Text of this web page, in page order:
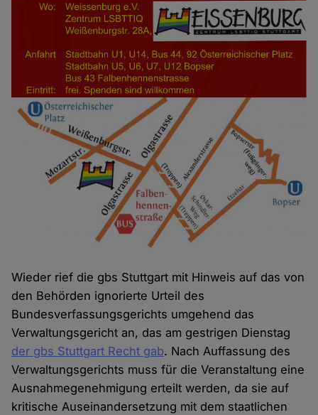
Wieder rief die gbs Stuttgart mit Hinweis auf das von
den Behörden ignorierte Urteil des
Bundesverfassungsgerichts umgehend das
Verwaltungsgericht an, das am gestrigen Dienstag
der gbs Stuttgart Recht gab. Nach Auffassung des
Verwaltungsgerichts muss für die Veranstaltung eine
Ausnahmegenehmigung erteilt werden, da sie auf
kritische Auseinandersetzung mit dem staatlichen